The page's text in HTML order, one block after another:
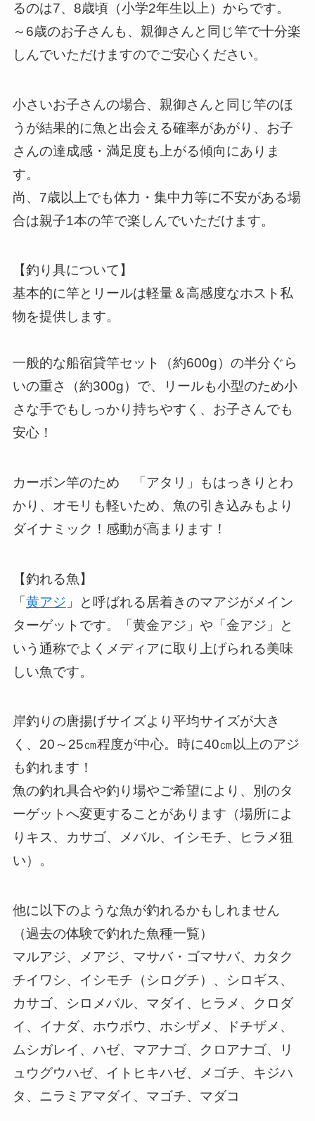
るのは7、8歳頃（小学2年生以上）からです。
～6歳のお子さんも、親御さんと同じ竿で十分楽
しんでいただけますのでご安心ください。
小さいお子さんの場合、親御さんと同じ竿のほ
うが結果的に魚と出会える確率があがり、お子
さんの達成感・満足度も上がる傾向にありま
す。
尚、7歳以上でも体力・集中力等に不安がある場
合は親子1本の竿で楽しんでいただけます。
【釣り具について】
基本的に竿とリールは軽量＆高感度なホスト私
物を提供します。
一般的な船宿貸竿セット（約600g）の半分ぐら
いの重さ（約300g）で、リールも小型のため小
さな手でもしっかり持ちやすく、お子さんでも
安心！
カーボン竿のため 「アタリ」もはっきりとわ
かり、オモリも軽いため、魚の引き込みもより
ダイナミック！感動が高まります！
【釣れる魚】
「黄アジ 」と呼ばれる居着きのマアジがメイン
ターゲットです。「黄金アジ」や「金アジ」と
いう通称でよくメディアに取り上げられる美味
しい魚です。
岸釣りの唐揚げサイズより平均サイズが大き
く、20～25㎝程度が中心。時に40㎝以上のアジ
も釣れます！
魚の釣れ具合や釣り場やご希望により、別のタ
ーゲットへ変更することがあります（場所によ
りキス、カサゴ、メバル、イシモチ、ヒラメ狙
い）。
他に以下のような魚が釣れるかもしれません
（過去の体験で釣れた魚種一覧）
マルアジ、メアジ、マサバ・ゴマサバ、カタク
チイワシ、イシモチ（シログチ）、シロギス、
カサゴ、シロメバル、マダイ、ヒラメ、クロダ
イ、イナダ、ホウボウ、ホシザメ、ドチザメ、
ムシガレイ、ハゼ、マアナゴ、クロアナゴ、リ
ュウグウハゼ、イトヒキハゼ、メゴチ、キジハ
タ、ニラミアマダイ、マゴチ、マダコ